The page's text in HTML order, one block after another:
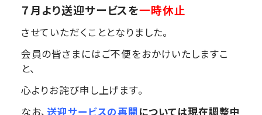
７月より送迎サービスを一時休止
させていただくこととなりました。
会員の皆さまにはご不便をおかけいたしますこ
と、
心よりお詫び申し上げます。
なお、 送迎サービスの再開については現在調整中